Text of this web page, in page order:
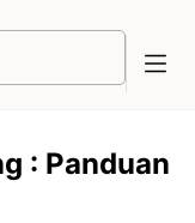
: Panduan